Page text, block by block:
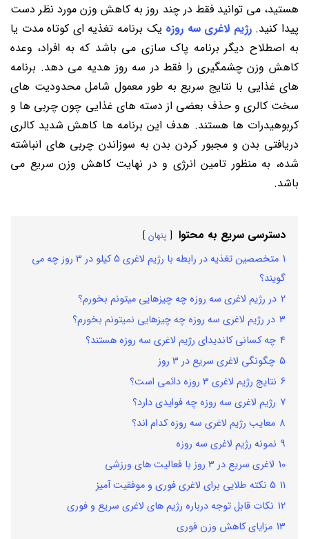
هستید، می توانید فقط در چند روز به کاهش وزن مورد نظر دست
پیدا کنید.رژیم لاغری سه روزه یک برنامه تغذیه ای کوتاه‌ مدت یا
به اصطلاح دیگر برنامه پاک ‌سازی می باشد که به افراد، وعده
کاهش وزن چشمگیری را فقط در سه روز هدیه می ‌دهد. برنامه‌
های غذایی با نتایج سریع به طور معمول شامل محدودیت های
سخت کالری و حذف بعضی از دسته های غذایی چون چربی‌ ها و
کربوهیدرات ها هستند. هدف این برنامه ‌ها کاهش شدید کالری
دریافتی بدن و مجبور کردن بدن به سوزاندن چربی ‌های انباشته
شده، به منظور تامین انرژی و در نهایت کاهش وزن سریع می
باشد.
دسترسی سریع به محتوا پنهان
1
متخصصین تغذیه در رابطه با رژیم لاغری 5 کیلو در 3 روز چه می
گویند؟
2 در رژیم لاغری سه روزه چه چیزهایی میتونم بخورم؟
3 در رژیم لاغری سه روزه چه چیزهایی نمیتونم بخورم؟
4 چه کسانی کاندیدای رژیم لاغری سه روزه هستند؟
5 چگونگی لاغری سریع در 3 روز
6 نتایج رژیم لاغری 3 روزه دائمی است؟
7 رژیم لاغری سه روزه چه فوایدی دارد؟
8 معایب رژیم لاغری سه روزه کدام اند؟
9 نمونه رژیم لاغری سه روزه
10 لاغری سریع در 3 روز با فعالیت های ورزشی
11 5 نکته طلایی برای لاغری فوری و موفقیت ‌آمیز
12 نکات قابل توجه درباره رژیم های لاغری سریع و فوری
13 مزایای کاهش وزن فوری